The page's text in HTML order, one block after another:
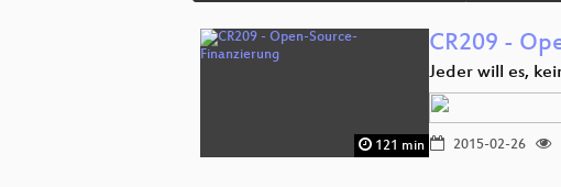
121 min
CR209 -
Jeder will es,
2015-02-26